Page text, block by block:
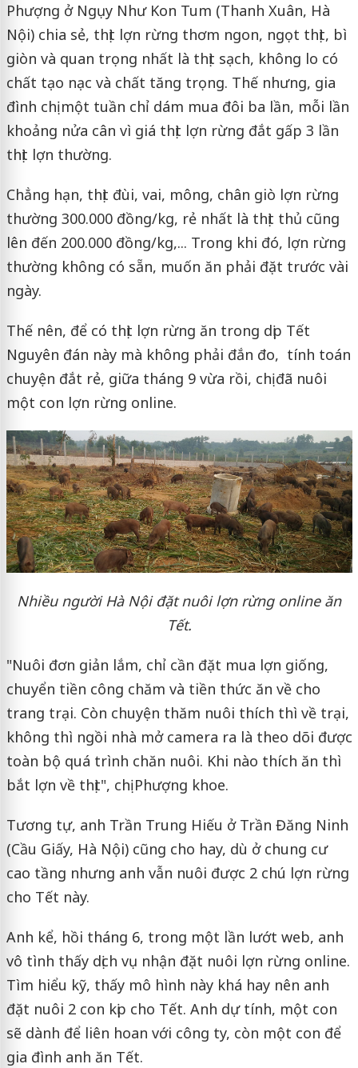
Phượng ở Ngụy Như Kon Tum (Thanh Xuân, Hà
Nội) chia sẻ, thịt lợn rừng thơm ngon, ngọt thịt, bì
giòn và quan trọng nhất là thịt sạch, không lo có
chất tạo nạc và chất tăng trọng. Thế nhưng, gia
đình chị một tuần chỉ dám mua đôi ba lần, mỗi lần
khoảng nửa cân vì giá thịt lợn rừng đắt gấp 3 lần
thịt lợn thường.
Chẳng hạn, thịt đùi, vai, mông, chân giò lợn rừng
thường 300.000 đồng/kg, rẻ nhất là thịt thủ cũng
lên đến 200.000 đồng/kg,... Trong khi đó, lợn rừng
thường không có sẵn, muốn ăn phải đặt trước vài
ngày.
Thế nên, để có thịt lợn rừng ăn trong dịp Tết
Nguyên đán này mà không phải đắn đo, tính toán
chuyện đắt rẻ, giữa tháng 9 vừa rồi, chị đã nuôi
một con lợn rừng online.
Nhiều người Hà Nội đặt nuôi lợn rừng online ăn
Tết.
"Nuôi đơn giản lắm, chỉ cần đặt mua lợn giống,
chuyển tiền công chăm và tiền thức ăn về cho
trang trại. Còn chuyện thăm nuôi thích thì về trại,
không thì ngồi nhà mở camera ra là theo dõi được
toàn bộ quá trình chăn nuôi. Khi nào thích ăn thì
bắt lợn về thịt", chị Phượng khoe.
Tương tự, anh Trần Trung Hiếu ở Trần Đăng Ninh
(Cầu Giấy, Hà Nội) cũng cho hay, dù ở chung cư
cao tầng nhưng anh vẫn nuôi được 2 chú lợn rừng
cho Tết này.
Anh kể, hồi tháng 6, trong một lần lướt web, anh
vô tình thấy dịch vụ nhận đặt nuôi lợn rừng online.
Tìm hiểu kỹ, thấy mô hình này khá hay nên anh
đặt nuôi 2 con kịp cho Tết. Anh dự tính, một con
sẽ dành để liên hoan với công ty, còn một con để
gia đình anh ăn Tết.